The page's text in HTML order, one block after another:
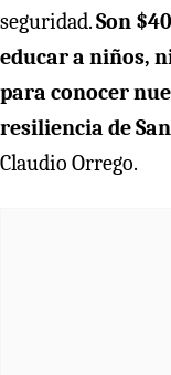
seguridad.Son
educar a niños,
para conocer
resiliencia de
Claudio Orrego.